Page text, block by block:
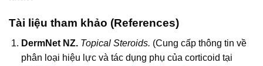
Tài liệu tham khảo (References)
DermNet NZ. Topical Steroids. (Cung cấp thông tin về
phân loại hiệu lực và tác dụng phụ của corticoid tại